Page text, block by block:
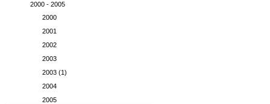
2000 - 2005
2000
2001
2002
2003
2003 (1)
2004
2005